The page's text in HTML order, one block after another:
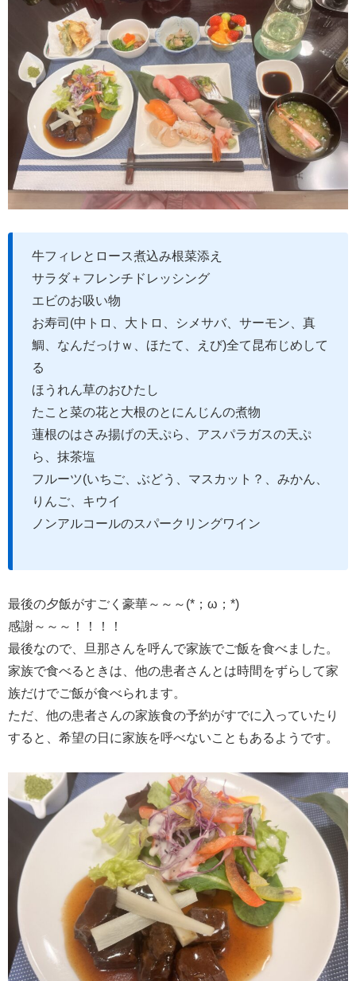
牛フィレとロース煮込み根菜添え
サラダ＋フレンチドレッシング
エビのお吸い物
お寿司(中トロ、大トロ、シメサバ、サーモン、真
鯛、なんだっけｗ、ほたて、えび)全て昆布じめして
る
ほうれん草のおひたし
たこと菜の花と大根のとにんじんの煮物
蓮根のはさみ揚げの天ぷら、アスパラガスの天ぷ
ら、抹茶塩
フルーツ(いちご、ぶどう、マスカット？、みかん、
りんご、キウイ
ノンアルコールのスパークリングワイン
最後の夕飯がすごく豪華～～～(*；ω；*)
感謝～～～！！！！
最後なので、旦那さんを呼んで家族でご飯を食べました。
家族で食べるときは、他の患者さんとは時間をずらして家
族だけでご飯が食べられます。
ただ、他の患者さんの家族食の予約がすでに入っていたり
すると、希望の日に家族を呼べないこともあるようです。